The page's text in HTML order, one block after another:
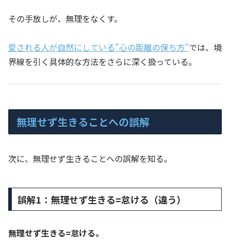
その手放しが、無理をなくす。
愛される人が自然にしている”心の距離の保ち方”では、境
界線を引く具体的な方法をさらに深く扱っている。
無理せず生きることへの誤解
次に、無理せず生きることへの誤解を知る。
誤解1：無理せず生きる=怠ける（違う）
無理せず生きる=怠ける。